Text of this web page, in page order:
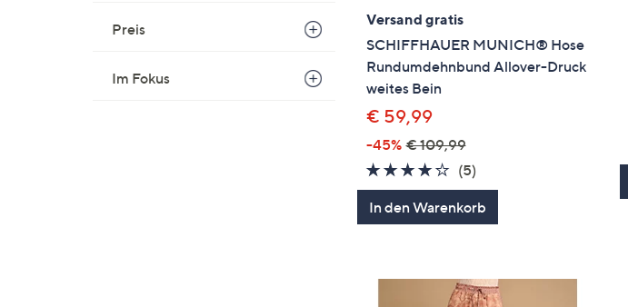
Preis
Im Fokus
Versand gratis
SCHIFFHAUER MUNICH® Hose
Rundumdehnbund Allover-Druck
weites Bein
€ 59,99
-45% € 109,99
4.2
von
5
(5)5
Bewertungen
In den Warenkorb